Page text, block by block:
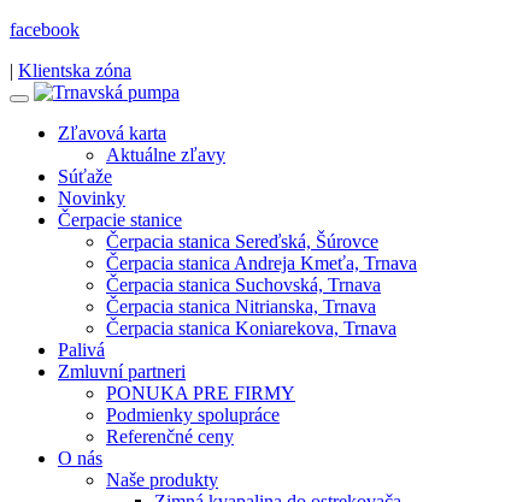
facebook
| Klientska zóna
Zľavová karta
Aktuálne zľavy
Súťaže
Novinky
Čerpacie stanice
Čerpacia stanica Sereďská, Šúrovce
Čerpacia stanica Andreja Kmeťa, Trnava
Čerpacia stanica Suchovská, Trnava
Čerpacia stanica Nitrianska, Trnava
Čerpacia stanica Koniarekova, Trnava
Palivá
Zmluvní partneri
PONUKA PRE FIRMY
Podmienky spolupráce
Referenčné ceny
O nás
Naše produkty